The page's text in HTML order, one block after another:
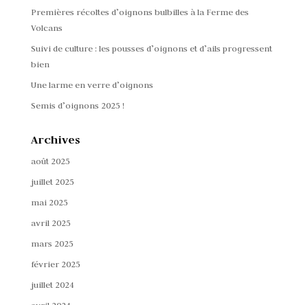
Premières récoltes d’oignons bulbilles à la Ferme des
Volcans
Suivi de culture : les pousses d’oignons et d’ails progressent
bien
Une larme en verre d’oignons
Semis d’oignons 2025 !
Archives
août 2025
juillet 2025
mai 2025
avril 2025
mars 2025
février 2025
juillet 2024